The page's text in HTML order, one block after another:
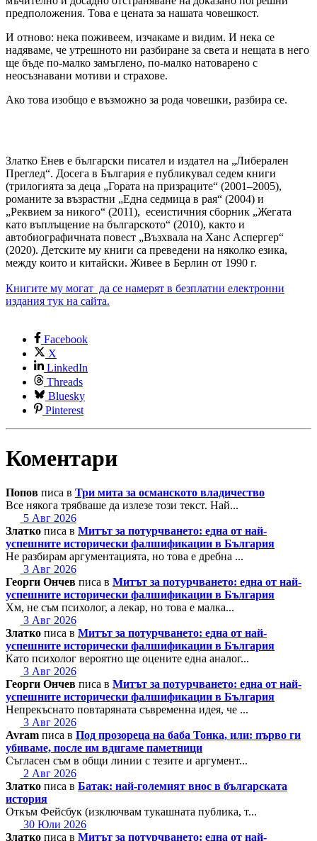
предположения. Това е цената за нашата човешкост.
И отново: нека поживеем, изчакаме и видим. И нека се
надяваме, че утрешното ни разбиране за света и нещата в него
ще бъде по-малко замъглено, по-малко натоварено с
неосъзнавани мотиви и страхове.
Ако това изобщо е възможно за рода човешки, разбира се.
Златко Енев е български писател и издател на „Либерален
Преглед“. Досега в България е публикувал седем книги
(трилогията за деца „Гората на призраците“ (2001–2005),
романите за възрастни „Една седмица в рая“ (2004) и
„Реквием за никого“ (2011), есеистичния сборник „Жегата
като въплъщение на българското“ (2010), както и
автобиографичната повест „Възхвала на Ханс Аспергер“
(2020). Детските му книги са преведени на няколко езика,
между които и китайски. Живее в Берлин от 1990 г.
Книгите му могат да се намерят в безплатни електронни
издания тук на сайта.
Facebook
X
LinkedIn
Threads
Bluesky
Pinterest
Коментари
Попов писа в Три мита за османското владичество
Все някога трябваше да излезе този текст. Най...
5 Авг 2026
Златко писа в Митът за потурчването: една от най-
успешните исторически фалшификации в България
Не разбирам аргументацията, но това е дребна ...
3 Авг 2026
Георги Ончев писа в Митът за потурчването: една от най-
успешните исторически фалшификации в България
Хм, не съм психолог, а лекар, но това е малка...
3 Авг 2026
Златко писа в Митът за потурчването: една от най-
успешните исторически фалшификации в България
Като психолог вероятно ще оцените една аналог...
3 Авг 2026
Георги Ончев писа в Митът за потурчването: една от най-
успешните исторически фалшификации в България
Непрекъснато повтаряната съвременна идея, че ...
3 Авг 2026
Avram писа в Под прозореца на баба Тонка, или: първо ги
убиваме, после им вдигаме паметници
Съгласен съм в общи линии с тезите и аргумент...
2 Авг 2026
Златко писа в Батак: най-големият внос в българската
история
Откъм Фейсбук (изключвам тукашната публика, т...
30 Юли 2026
Златко писа в Митът за потурчването: една от най-